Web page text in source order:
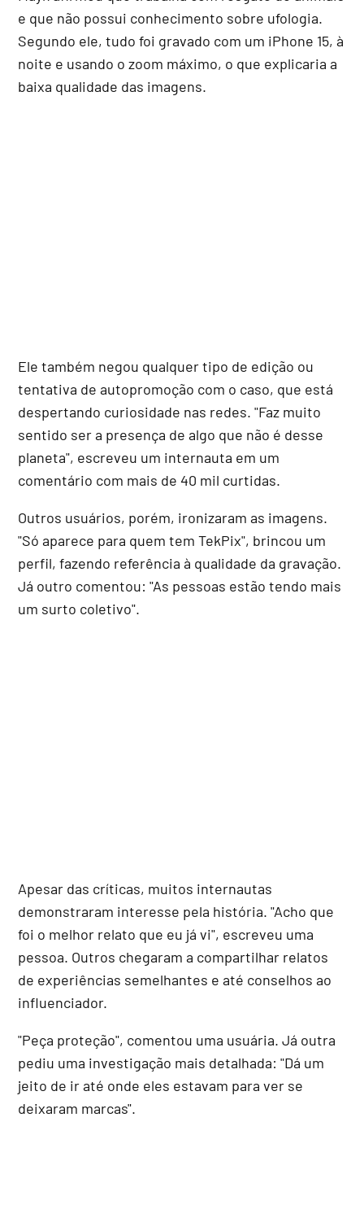
e que não possui conhecimento sobre ufologia.
Segundo ele, tudo foi gravado com um iPhone 15, à
noite e usando o zoom máximo, o que explicaria a
baixa qualidade das imagens.
Ele também negou qualquer tipo de edição ou
tentativa de autopromoção com o caso, que está
despertando curiosidade nas redes. "Faz muito
sentido ser a presença de algo que não é desse
planeta", escreveu um internauta em um
comentário com mais de 40 mil curtidas.
Outros usuários, porém, ironizaram as imagens.
"Só aparece para quem tem TekPix", brincou um
perfil, fazendo referência à qualidade da gravação.
Já outro comentou: "As pessoas estão tendo mais
um surto coletivo".
Apesar das críticas, muitos internautas
demonstraram interesse pela história. "Acho que
foi o melhor relato que eu já vi", escreveu uma
pessoa. Outros chegaram a compartilhar relatos
de experiências semelhantes e até conselhos ao
influenciador.
"Peça proteção", comentou uma usuária. Já outra
pediu uma investigação mais detalhada: "Dá um
jeito de ir até onde eles estavam para ver se
deixaram marcas".